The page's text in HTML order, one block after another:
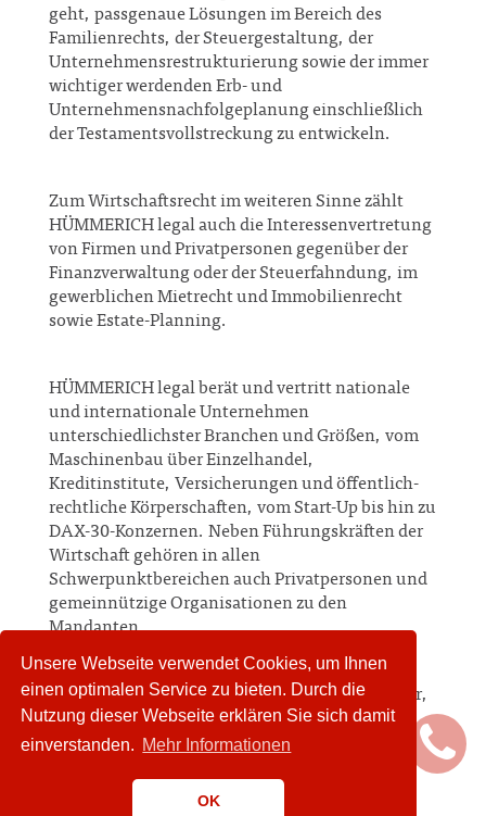
Unsere Webseite verwendet Cookies, um Ihnen
einen optimalen Service zu bieten. Durch die
Nutzung dieser Webseite erklären Sie sich damit
einverstanden. Mehr Informationen
OK
geht, passgenaue Lösungen im Bereich des
Familienrechts, der Steuergestaltung, der
Unternehmensrestrukturierung sowie der immer
wichtiger werdenden Erb- und
Unternehmensnachfolgeplanung einschließlich
der Testamentsvollstreckung zu entwickeln.
Zum Wirtschaftsrecht im weiteren Sinne zählt
HÜMMERICH legalauch die Interessenvertretung
von Firmen und Privatpersonen gegenüber der
Finanzverwaltung oder der Steuerfahndung, im
gewerblichen Mietrecht und Immobilienrecht
sowie Estate-Planning.
HÜMMERICH legal berät und vertritt nationale
und internationale Unternehmen
unterschiedlichster Branchen und Größen, vom
Maschinenbau über Einzelhandel,
Kreditinstitute, Versicherungen und öffentlich-
rechtliche Körperschaften, vom Start-Up bis hin zu
DAX-30-Konzernen. Neben Führungskräften der
Wirtschaft gehören in allen
Schwerpunktbereichen auch Privatpersonen und
gemeinnützige Organisationen zu den
Mandanten.
Am 26. Juni 2007 verstarb unser Kanzleigründer,
Rechtsanwalt Prof. Dr. Klaus Hümmerich. Wir
werden ihm stets ein ehrendes Andenken